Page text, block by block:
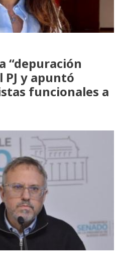
“depuración
y apuntó
funcionales a